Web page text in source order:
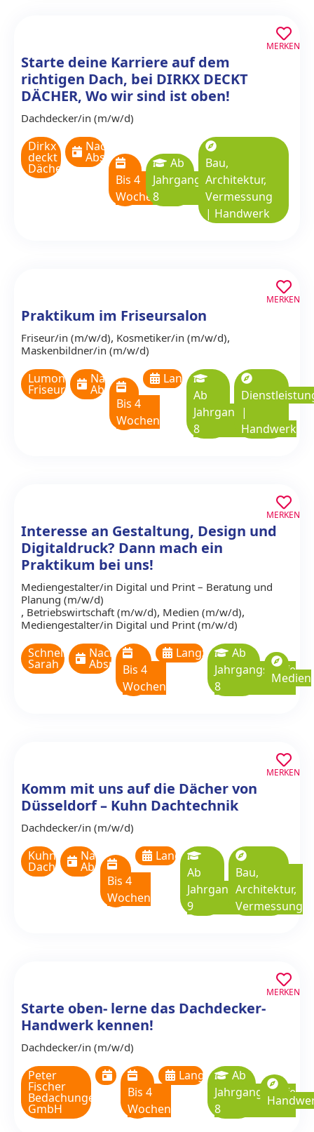
Starte deine Karriere auf dem
richtigen Dach, bei DIRKX DECKT
DÄCHER, Wo wir sind ist oben!
Dachdecker/in (m/w/d)
MERKEN
Dirkx
deckt
Dächer
Nach
Absprache
Bis 4
Wochen
Ab
Jahrgangsstufe
8
Bau,
Architektur,
Vermessung
| Handwerk
Praktikum im Friseursalon
Friseur/in (m/w/d), Kosmetiker/in (m/w/d),
Maskenbildner/in (m/w/d)
MERKEN
Lumonadio
Friseursalon
Nach
Absprache
Bis 4
Wochen
Langzeitpraktikum
Ab
Jahrgangsstufe
8
|
Handwerk
Interesse an Gestaltung, Design und
Digitaldruck? Dann mach ein
Praktikum bei uns!
Mediengestalter/in Digital und Print – Beratung und
Planung (m/w/d)
, Betriebswirtschaft (m/w/d), Medien (m/w/d),
Mediengestalter/in Digital und Print (m/w/d)
MERKEN
Schnelldruck
Sarah
Nach
Absprache
Bis 4
Wochen
Langzeitpraktikum
Ab
Jahrgangsstufe
8
Medien
Komm mit uns auf die Dächer von
Düsseldorf – Kuhn Dachtechnik
Dachdecker/in (m/w/d)
MERKEN
Kuhn
Dachtechnik
Nach
Absprache
Bis 4
Wochen
Langzeitpraktikum
Ab
Jahrgangsstufe
9
Bau,
Architektur,
Vermessung
Starte oben- lerne das Dachdecker-
Handwerk kennen!
Dachdecker/in (m/w/d)
MERKEN
Peter
Fischer
Bedachungen
GmbH
sofort!
Bis 4
Wochen
Langzeitpraktikum
Ab
Jahrgangsstufe
8